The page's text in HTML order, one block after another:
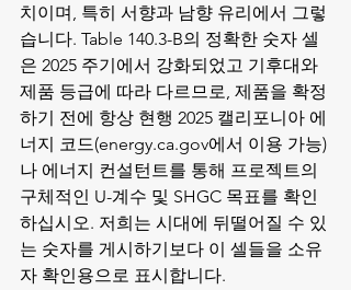
치이며, 특히 서향과 남향 유리에서 그렇
습니다. Table 140.3-B의 정확한 숫자 셀
은 2025 주기에서 강화되었고 기후대와
제품 등급에 따라 다르므로, 제품을 확정
하기 전에 항상 현행 2025 캘리포니아 에
너지 코드(energy.ca.gov에서 이용 가능)
나 에너지 컨설턴트를 통해 프로젝트의
구체적인 U-계수 및 SHGC 목표를 확인
하십시오. 저희는 시대에 뒤떨어질 수 있
는 숫자를 게시하기보다 이 셀들을 소유
자 확인용으로 표시합니다.